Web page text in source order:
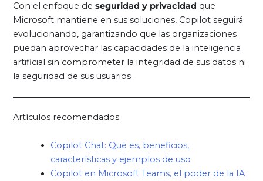
Con el enfoque de seguridad y privacidad que
Microsoft mantiene en sus soluciones, Copilot seguirá
evolucionando, garantizando que las organizaciones
puedan aprovechar las capacidades de la inteligencia
artificial sin comprometer la integridad de sus datos ni
la seguridad de sus usuarios.
Artículos recomendados:
Copilot Chat: Qué es, beneficios,
características y ejemplos de uso
Copilot en Microsoft Teams, el poder de la IA